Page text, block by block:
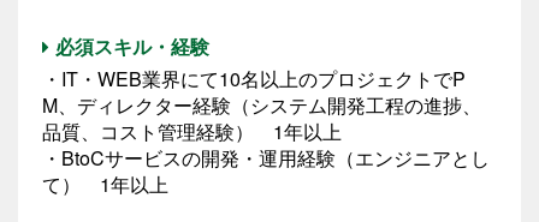
必須スキル・経験
・IT・WEB業界にて10名以上のプロジェクトでP
M、ディレクター経験（システム開発工程の進捗、
品質、コスト管理経験） 1年以上
・BtoCサービスの開発・運用経験（エンジニアとし
て） 1年以上